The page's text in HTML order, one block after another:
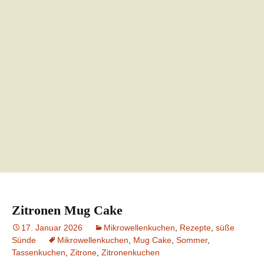
Zitronen Mug Cake
17. Januar 2026 Mikrowellenkuchen Rezepte süße
Sünde
Mikrowellenkuchen Mug Cake Sommer,
Tassenkuchen Zitrone Zitronenkuchen